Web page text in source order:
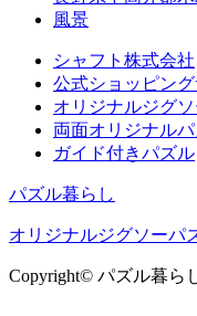
風景
シャフト株式会社
公式ショッピング
オリジナルジグ
両面オリジナル
ガイド付きパズル
パズル暮らし
オリジナルジグソーパ
Copyright© パズル暮ら